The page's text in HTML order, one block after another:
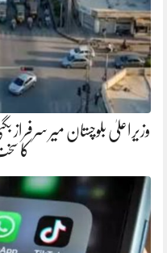
وزیراعلیٰ بلوچستان میر
کا